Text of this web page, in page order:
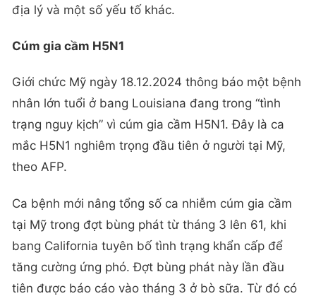
địa lý và một số yếu tố khác.
Cúm gia cầm H5N1
Giới chức Mỹ ngày 18.12.2024 thông báo một bệnh
nhân lớn tuổi ở bang Louisiana đang trong “tình
trạng nguy kịch” vì cúm gia cầm H5N1. Đây là ca
mắc H5N1 nghiêm trọng đầu tiên ở người tại Mỹ,
theo AFP.
Ca bệnh mới nâng tổng số ca nhiễm cúm gia cầm
tại Mỹ trong đợt bùng phát từ tháng 3 lên 61, khi
bang California tuyên bố tình trạng khẩn cấp để
tăng cường ứng phó. Đợt bùng phát này lần đầu
tiên được báo cáo vào tháng 3 ở bò sữa. Từ đó có